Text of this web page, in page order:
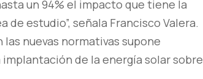
un 94% el impacto que tiene la
estudio”, señala Francisco Valera.
nuevas normativas supone
de la energía solar sobre